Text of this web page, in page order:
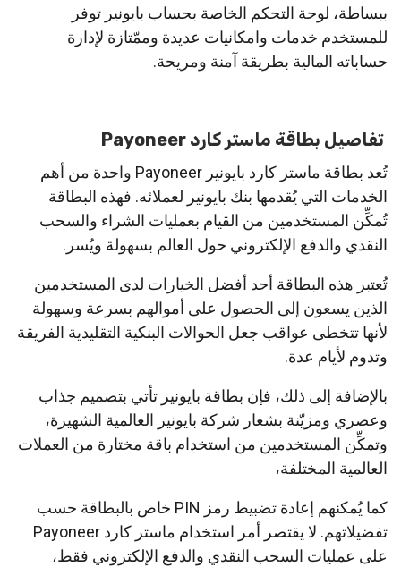
ببساطة، لوحة التحكم الخاصة بحساب بايونير توفر
للمستخدم خدمات وامكانيات عديدة وممّتازة لإدارة
حساباته المالية بطريقة آمنة ومريحة.
تفاصيل بطاقة ماستر كارد Payoneer
تُعد بطاقة ماستر كارد بايونير Payoneer واحدة من أهم
الخدمات التي يُقدمها بنك بايونير لعملائه. فهذه البطاقة
تُمكِّن المستخدمين من القيام بعمليات الشراء والسحب
النقدي والدفع الإلكتروني حول العالم بسهولة ويُسر.
تُعتبر هذه البطاقة أحد أفضل الخيارات لدى المستخدمين
الذين يسعون إلى الحصول على أموالهم بسرعة وسهولة
لأنها تتخطى عواقب جعل الحوالات البنكية التقليدية الفريقة
وتدوم لأيام عدة.
بالإضافة إلى ذلك، فإن بطاقة بايونير تأتي بتصميم جذاب
وعصري ومزيّنة بشعار شركة بايونير العالمية الشهيرة،
وتمكِّن المستخدمين من استخدام باقة مختارة من العملات
العالمية المختلفة،
كما يُمكنهم إعادة تضبيط رمز PIN خاص بالبطاقة حسب
تفضيلاتهم. لا يقتصر أمر استخدام ماستر كارد Payoneer
على عمليات السحب النقدي والدفع الإلكتروني فقط،